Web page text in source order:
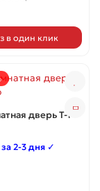
в один клик
дверь Т-1
2-3 дня ✓